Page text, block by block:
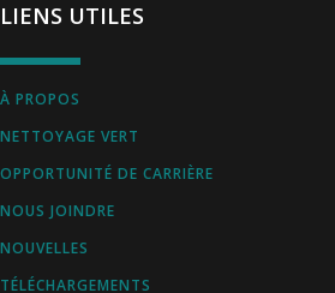
LIENS UTILES
À PROPOS
NETTOYAGE VERT
OPPORTUNITÉ DE CARRIÈRE
NOUS JOINDRE
NOUVELLES
TÉLÉCHARGEMENTS